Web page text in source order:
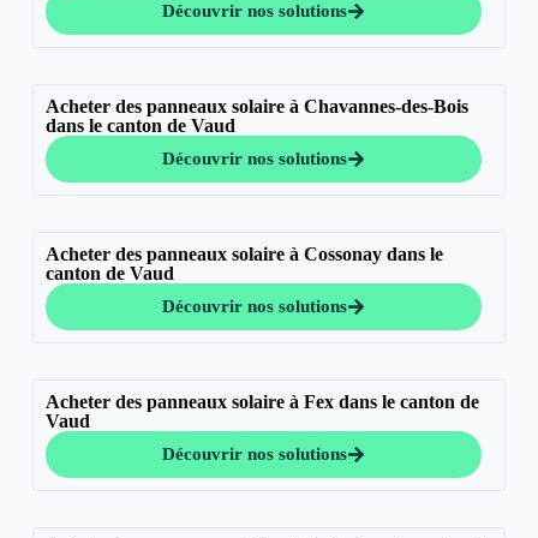
Découvrir nos solutions
Acheter des panneaux solaire à Chavannes-des-Bois
dans le canton de Vaud
Découvrir nos solutions
Acheter des panneaux solaire à Cossonay dans le
canton de Vaud
Découvrir nos solutions
Acheter des panneaux solaire à Fex dans le canton de
Vaud
Découvrir nos solutions